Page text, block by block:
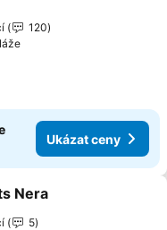
120
Ukázat ceny
seznam oblíbených
Nera
5